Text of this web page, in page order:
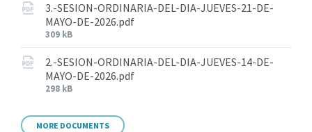
3.-SESION-ORDINARIA-DEL-DIA-JUEVES-21-DE-
MAYO-DE-2026.pdf
309 kB
2.-SESION-ORDINARIA-DEL-DIA-JUEVES-14-DE-
MAYO-DE-2026.pdf
298 kB
MORE DOCUMENTS